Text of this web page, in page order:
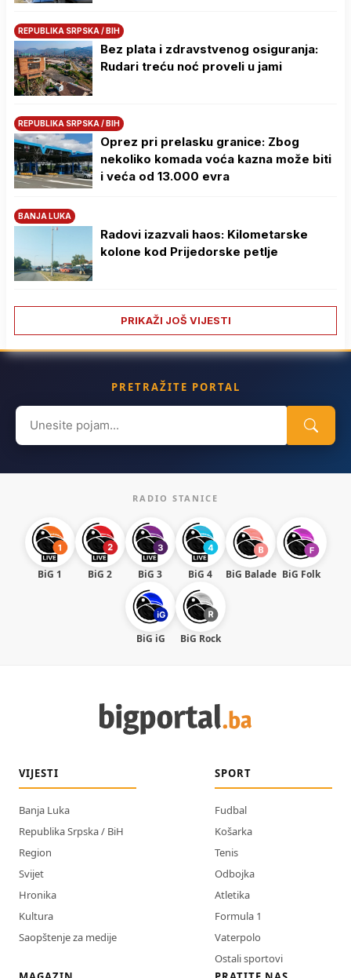
REPUBLIKA SRPSKA / BIH
Bez plata i zdravstvenog osiguranja:
Rudari treću noć proveli u jami
REPUBLIKA SRPSKA / BIH
Oprez pri prelasku granice: Zbog
nekoliko komada voća kazna može biti
i veća od 13.000 evra
BANJA LUKA
Radovi izazvali haos: Kilometarske
kolone kod Prijedorske petlje
PRIKAŽI JOŠ VIJESTI
PRETRAŽITE PORTAL
Search
for:
RADIO STANICE
BiG 1 BiG 2 BiG 3 BiG 4 BiG Balade BiG Folk
BiG iG BiG Rock
VIJESTI
Banja Luka
Republika Srpska / BiH
Region
Svijet
Hronika
Kultura
Saopštenje za medije
SPORT
Fudbal
Košarka
Tenis
Odbojka
Atletika
Formula 1
Vaterpolo
Ostali sportovi